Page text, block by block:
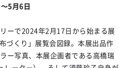
5月6日
ーで2024年2 月17日から始まる展
づくり」展覧会図録。本展出品作
ー写真、本展企画者である高橋瑞